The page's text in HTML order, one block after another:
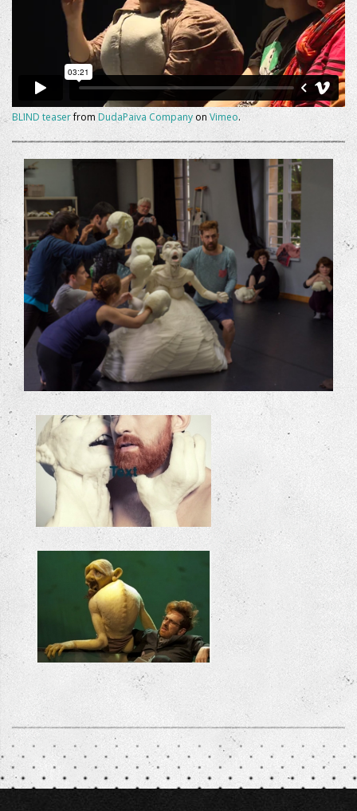
BLIND teaserfrom DudaPaiva Company on Vimeo.
+
DUDA WORJSCHOP
+
Duda Paiva
"Bastard" foto uit de voorstelling van Duda